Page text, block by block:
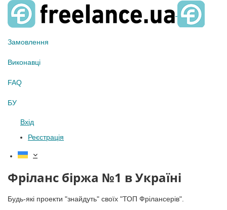
Замовлення
Виконавці
FAQ
БУ
Вхід
Реєстрація
Фріланс біржа №1 в Україні
Будь-які проекти "знайдуть" своїх "ТОП Фрілансерів".